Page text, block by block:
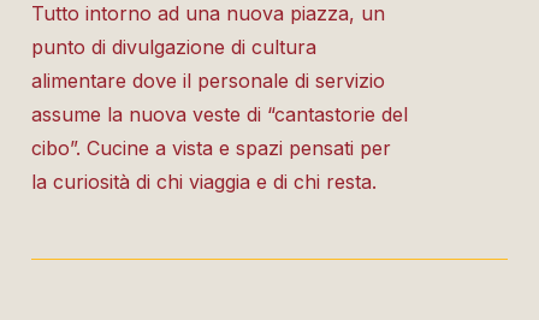
Tutto intorno ad una nuova piazza, un
punto di divulgazione di cultura
alimentare dove il personale di servizio
assume la nuova veste di “cantastorie del
cibo”. Cucine a vista e spazi pensati per
la curiosità di chi viaggia e di chi resta.